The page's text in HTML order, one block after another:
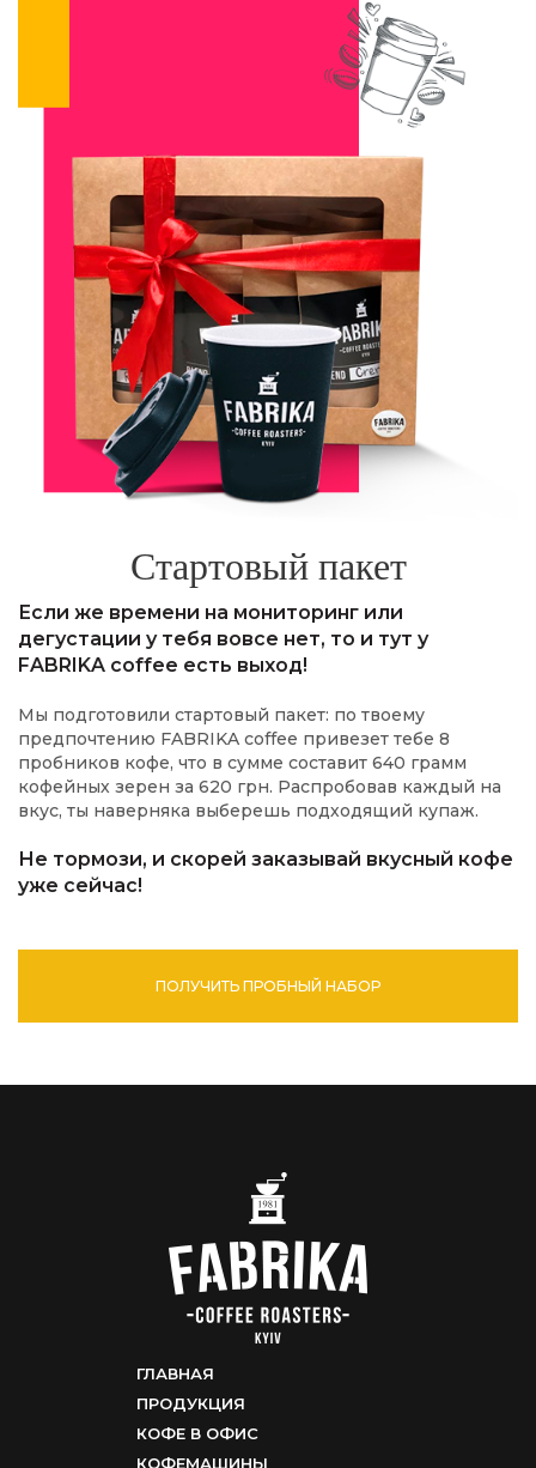
Стартовый пакет
Если же времени на мониторинг или
дегустации у тебя вовсе нет, то и тут у
FABRIKA coffee есть выход!
Мы подготовили стартовый пакет: по твоему
предпочтению FABRIKA coffee привезет тебе 8
пробников кофе, что в сумме составит 640 грамм
кофейных зерен за 620 грн. Распробовав каждый на
вкус, ты наверняка выберешь подходящий купаж.
Не тормози, и скорей заказывай вкусный кофе
уже сейчас!
ПОЛУЧИТЬ ПРОБНЫЙ НАБОР
ГЛАВНАЯ
ПРОДУКЦИЯ
КОФЕ В ОФИС
КОФЕМАШИНЫ